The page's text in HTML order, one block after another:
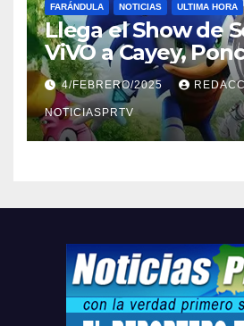
FARÁNDULA NOTICIAS ULTIMA HORA
Llega el Show de
ViVO a Cayey,
Barceloneta y
Relojes gratis para
compre ahora….
4/FEBRERO/2025
NOTICIASPRTV